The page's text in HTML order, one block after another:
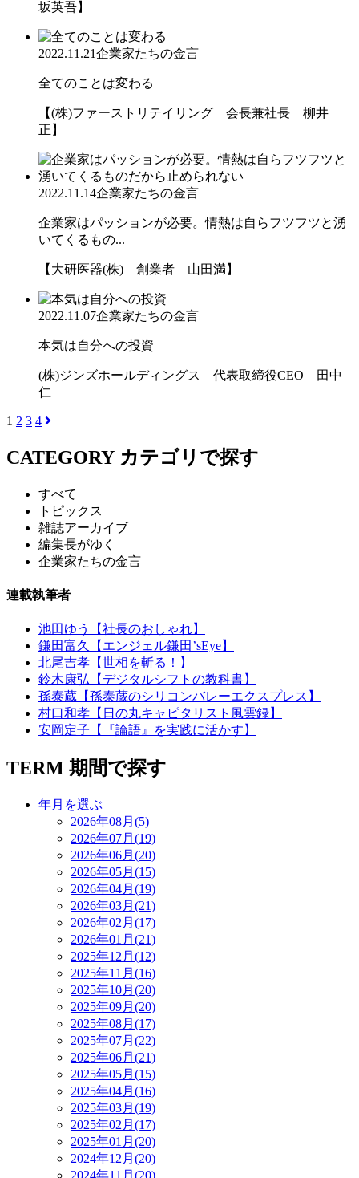
坂英吾】
2022.11.21企業家たちの金言
全てのことは変わる
【(株)ファーストリテイリング 会長兼社長 柳井
正】
2022.11.14企業家たちの金言
企業家はパッションが必要。情熱は自らフツフツと湧
いてくるもの...
【大研医器(株) 創業者 山田満】
2022.11.07企業家たちの金言
本気は自分への投資
(株)ジンズホールディングス 代表取締役CEO 田中
仁
1 2 3 4
CATEGORY カテゴリで探す
すべて
トピックス
雑誌アーカイブ
編集長がゆく
企業家たちの金言
連載執筆者
池田ゆう【社長のおしゃれ】
鎌田富久【エンジェル鎌田’sEye】
北尾吉孝【世相を斬る！】
鈴木康弘【デジタルシフトの教科書】
孫泰蔵【孫泰蔵のシリコンバレーエクスプレス】
村口和孝【日の丸キャピタリスト風雲録】
安岡定子【『論語』を実践に活かす】
TERM 期間で探す
年月を選ぶ
2026年08月(5)
2026年07月(19)
2026年06月(20)
2026年05月(15)
2026年04月(19)
2026年03月(21)
2026年02月(17)
2026年01月(21)
2025年12月(12)
2025年11月(16)
2025年10月(20)
2025年09月(20)
2025年08月(17)
2025年07月(22)
2025年06月(21)
2025年05月(15)
2025年04月(16)
2025年03月(19)
2025年02月(17)
2025年01月(20)
2024年12月(20)
2024年11月(20)